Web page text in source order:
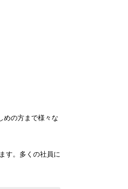
めの方まで様々な
す。多くの社員に